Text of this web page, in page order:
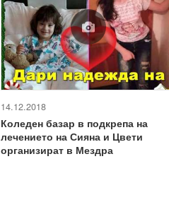
14.12.2018
Коледен базар в подкрепа на
лечението на Сияна и Цвети
организират в Мездра